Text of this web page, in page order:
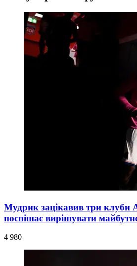
Мудрик зацікавив три клуби
поспішає вирішувати
4 980